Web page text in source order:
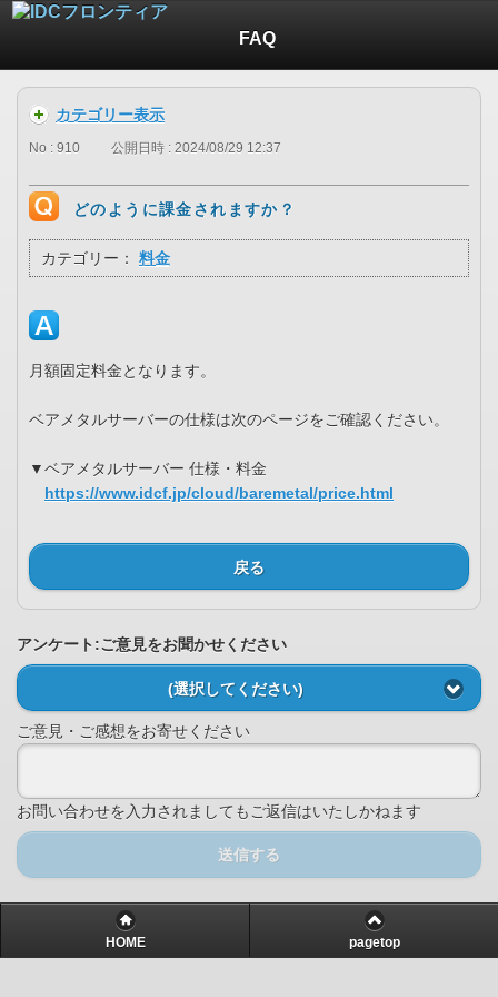
FAQ
カテゴリー表示
No : 910 公開日時 : 2024/08/29 12:37
どのように課金されますか？
カテゴリー： 料金
月額固定料金となります。
ベアメタルサーバーの仕様は次のページをご確認ください。
▼ベアメタルサーバー 仕様・料金
https://www.idcf.jp/cloud/baremetal/price.html
戻る
アンケート:ご意見をお聞かせください
(選択してください)
ご意見・ご感想をお寄せください
お問い合わせを入力されましてもご返信はいたしかねます
送信する
HOME pagetop